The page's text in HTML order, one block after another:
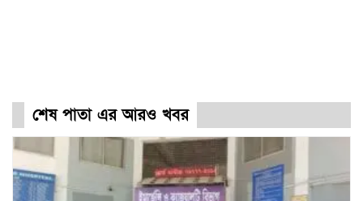
শেষ পাতা এর আরও খবর